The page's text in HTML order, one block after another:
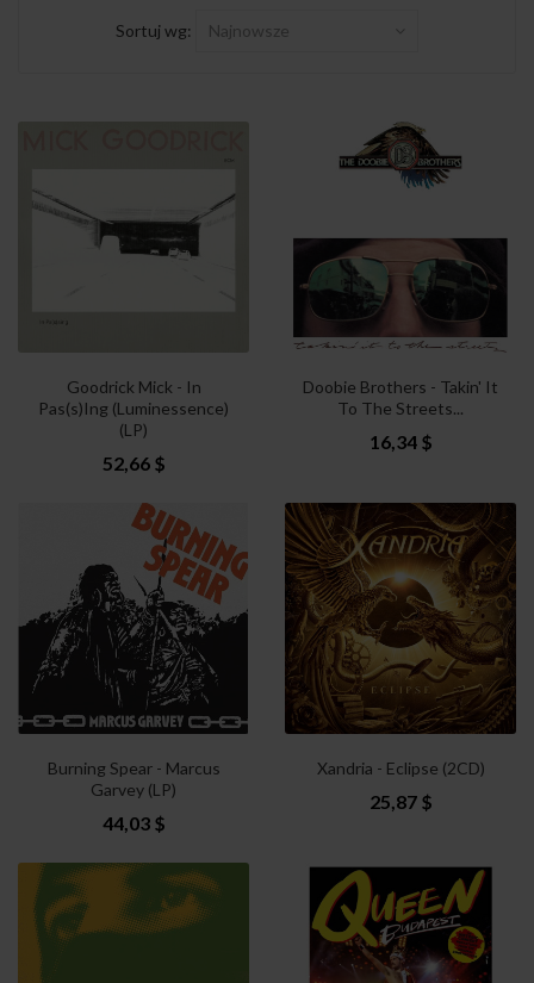
Sortuj wg: Najnowsze
Goodrick Mick - In
Pas(s)Ing (Luminessence)
(LP)
52,66 $
Doobie Brothers - Takin' It
To The Streets...
16,34 $
Burning Spear - Marcus
Garvey (LP)
44,03 $
Xandria - Eclipse (2CD)
25,87 $